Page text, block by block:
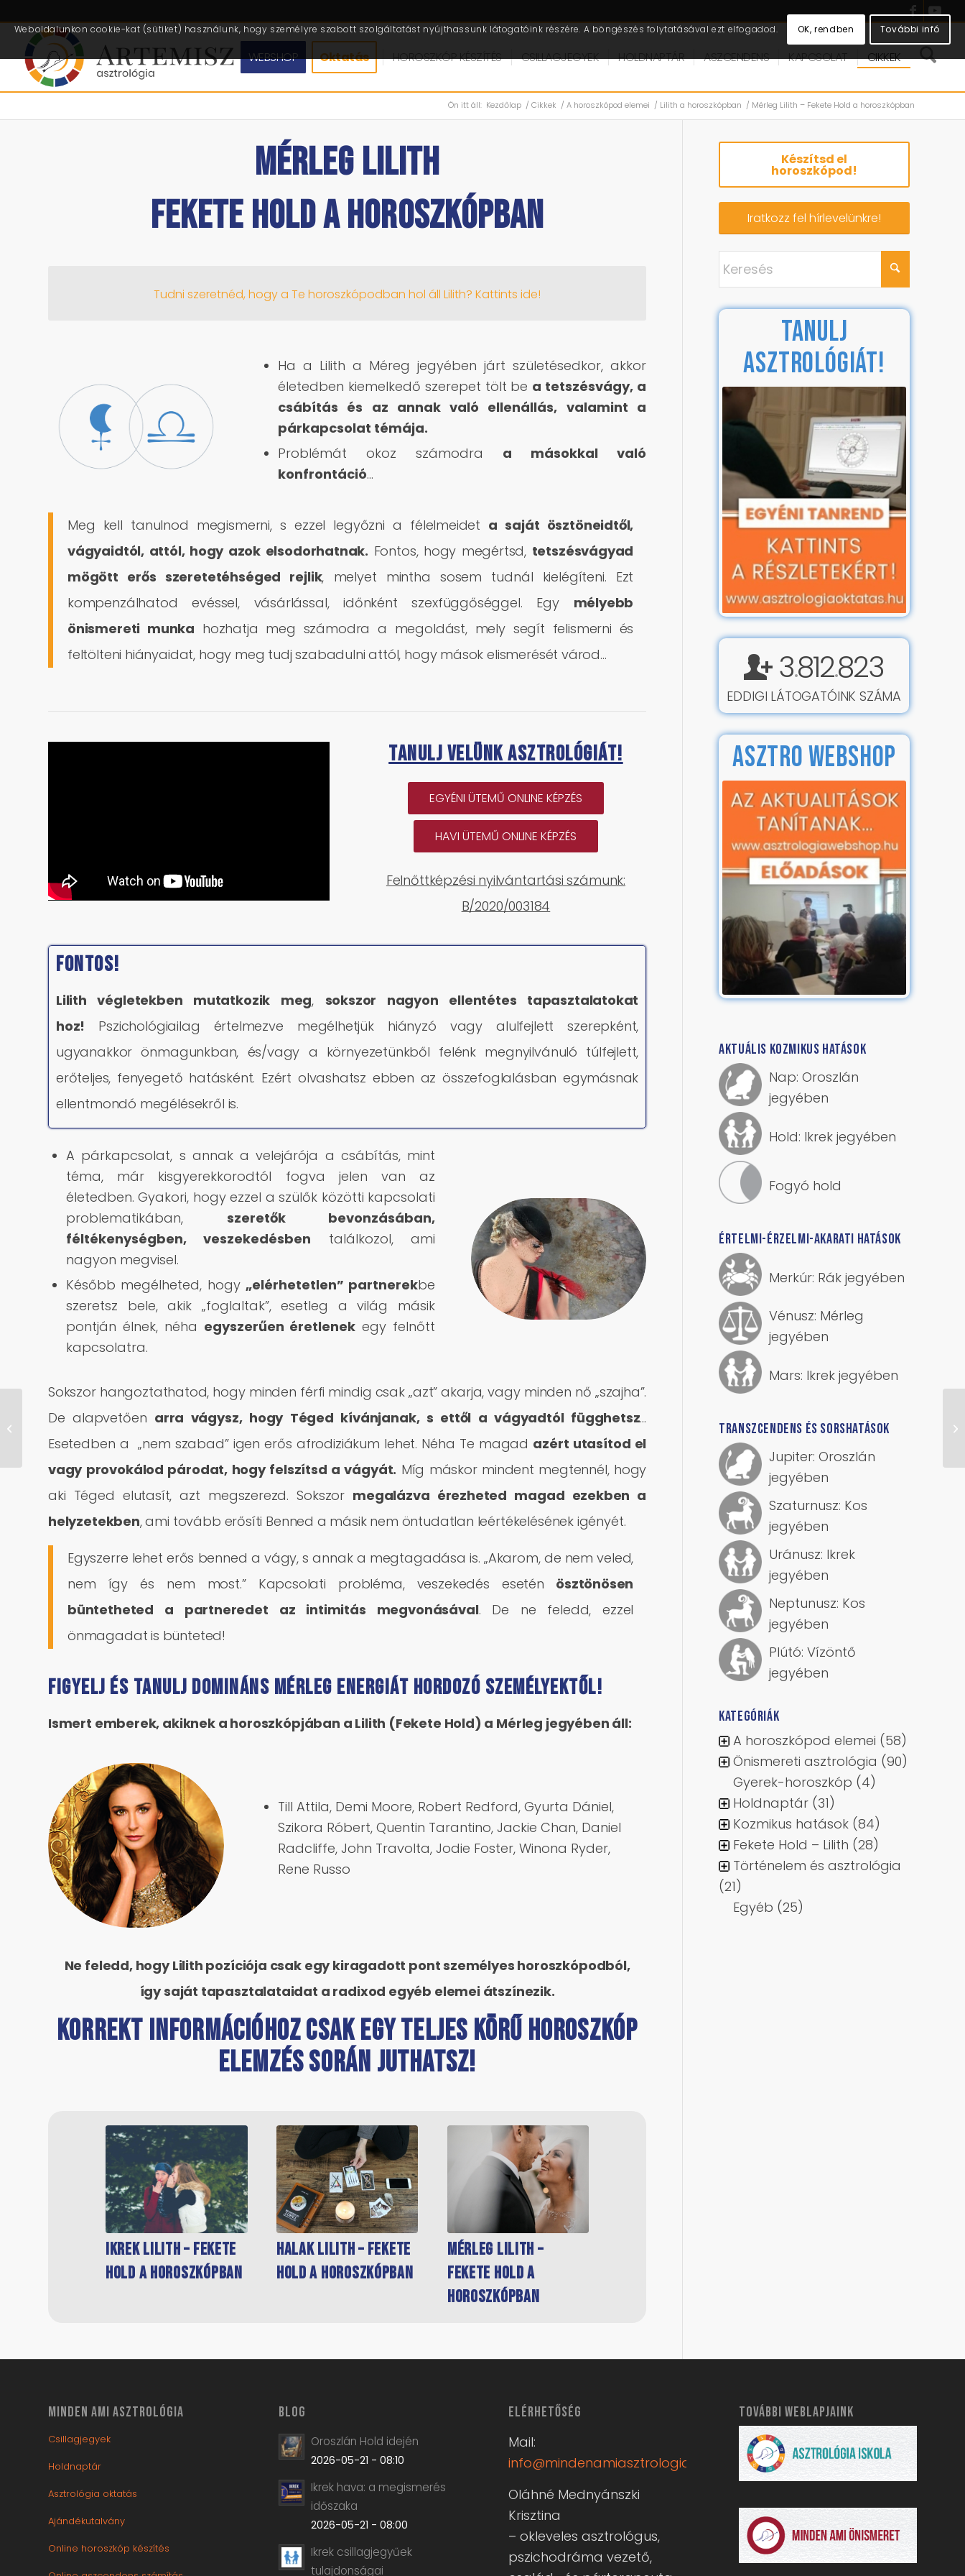
WEBSHOP Oktatás HOROSZKÓP KÉSZÍTÉS CSILLAGJEGYEK HOLDNAPTÁR ASZCENDENS KAPCSOLAT CIKKEK
Ön itt áll: Kezdőlap / Cikkek / A horoszkópod elemei / Lilith a horoszkópban / Mérleg Lilith – Fekete Hold a horoszkópban
MÉRLEG LILITH
FEKETE HOLD A HOROSZKÓPBAN
Tudni szeretnéd, hogy a Te horoszkópodban hol áll Lilith? Kattints ide!
Ha a Lilith a Méreg jegyében járt születésedkor, akkor
életedben kiemelkedő szerepet tölt be a tetszésvágy, a
csábítás és az annak való ellenállás, valamint a
párkapcsolat témája.
Problémát okoz számodra a másokkal való
konfrontáció…
Meg kell tanulnod megismerni, s ezzel legyőzni a félelmeidet a saját ösztöneidtől,
vágyaidtól, attól, hogy azok elsodorhatnak. Fontos, hogy megértsd, tetszésvágyad
mögött erős szeretetéhséged rejlik, melyet mintha sosem tudnál kielégíteni. Ezt
kompenzálhatod evéssel, vásárlással, időnként szexfüggőséggel. Egy mélyebb
önismereti munka hozhatja meg számodra a megoldást, mely segít felismerni és
feltölteni hiányaidat, hogy meg tudj szabadulni attól, hogy mások elismerését várod…
Tanulj velünk asztrológiát!
EGYÉNI ÜTEMŰ ONLINE KÉPZÉS
HAVI ÜTEMŰ ONLINE KÉPZÉS
Felnőttképzési nyilvántartási számunk:
B/2020/003184
FONTOS!
Lilith végletekben mutatkozik meg, sokszor nagyon ellentétes tapasztalatokat
hoz! Pszichológiailag értelmezve megélhetjük hiányzó vagy alulfejlett szerepként,
ugyanakkor önmagunkban, és/vagy a környezetünkből felénk megnyilvánuló túlfejlett,
erőteljes, fenyegető hatásként. Ezért olvashatsz ebben az összefoglalásban egymásnak
ellentmondó megélésekről is.
A párkapcsolat, s annak a velejárója a csábítás, mint
téma, már kisgyerekkorodtól fogva jelen van az
életedben. Gyakori, hogy ezzel a szülők közötti kapcsolati
problematikában, szeretők bevonzásában,
féltékenységben, veszekedésben találkozol, ami
nagyon megvisel.
Később megélheted, hogy „elérhetetlen” partnerekbe
szeretsz bele, akik „foglaltak”, esetleg a világ másik
pontján élnek, néha egyszerűen éretlenek egy felnőtt
kapcsolatra.
Sokszor hangoztathatod, hogy minden férfi mindig csak „azt” akarja, vagy minden nő „szajha”.
De alapvetően arra vágysz, hogy Téged kívánjanak, s ettől a vágyadtól függhetsz…
Esetedben a „nem szabad” igen erős afrodiziákum lehet. Néha Te magad azért utasítod el
vagy provokálod párodat, hogy felszítsd a vágyát. Míg máskor mindent megtennél, hogy
aki Téged elutasít, azt megszerezd. Sokszor megalázva érezheted magad ezekben a
helyzetekben, ami tovább erősíti Benned a másik nem öntudatlan leértékelésének igényét.
Egyszerre lehet erős benned a vágy, s annak a megtagadása is. „Akarom, de nem veled,
nem így és nem most.” Kapcsolati probléma, veszekedés esetén ösztönösen
büntetheted a partneredet az intimitás megvonásával. De ne feledd, ezzel
önmagadat is bünteted!
Figyelj és tanulj domináns Mérleg energiát hordozó személyektől!
Ismert emberek, akiknek a horoszkópjában a Lilith (Fekete Hold) a Mérleg jegyében áll:
Till Attila, Demi Moore, Robert Redford, Gyurta Dániel,
Szikora Róbert, Quentin Tarantino, Jackie Chan, Daniel
Radcliffe, John Travolta, Jodie Foster, Winona Ryder,
Rene Russo
Ne feledd, hogy Lilith pozíciója csak egy kiragadott pont személyes horoszkópodból,
így saját tapasztalataidat a radixod egyéb elemei átszínezik.
KORREKT INFORMÁCIÓHOZ CSAK EGY TELJES KÖRŰ HOROSZKÓP
ELEMZÉS SORÁN JUTHATSZ!
Ikrek Lilith – Fekete
Hold a horoszkópban
Halak Lilith – Fekete
Hold a horoszkópban
Mérleg Lilith –
Fekete Hold a
horoszkópban
Készítsd el
horoszkópod!
Iratkozz fel hírlevelünkre!
TANULJ
ASZTROLÓGIÁT!
3.812.823
EDDIGI LÁTOGATÓINK SZÁMA
ASZTRO WEBSHOP
AKTUÁLIS KOZMIKUS HATÁSOK
Nap: Oroszlán
jegyében
Hold: Ikrek jegyében
Fogyó hold
ÉRTELMI-ÉRZELMI-AKARATI HATÁSOK
Merkúr: Rák jegyében
Vénusz: Mérleg
jegyében
Mars: Ikrek jegyében
TRANSZCENDENS ÉS SORSHATÁSOK
Jupiter: Oroszlán
jegyében
Szaturnusz: Kos
jegyében
Uránusz: Ikrek
jegyében
Neptunusz: Kos
jegyében
Plútó: Vízöntő
jegyében
KATEGÓRIÁK
A horoszkópod elemei (58)
Önismereti asztrológia (90)
Gyerek-horoszkóp (4)
Holdnaptár (31)
Kozmikus hatások (84)
Fekete Hold – Lilith (28)
Történelem és asztrológia
(21)
Egyéb (25)
MINDEN AMI ASZTROLÓGIA
Csillagjegyek
Holdnaptár
Asztrológia oktatás
Ajándékutalvány
Online horoszkóp készítés
BLOG
Oroszlán Hold idején
2026-05-21 - 08:10
Ikrek hava: a megismerés
időszaka
2026-05-21 - 08:00
Ikrek csillagjegyűek
tulajdonságai
ELÉRHETŐSÉG
Mail:
info@mindenamiasztrologia.hu
Oláhné Mednyánszki
Krisztina
– okleveles asztrológus,
pszichodráma vezető,
TOVÁBBI WEBLAPJAINK
Bika Hold a
horoszkópban
Weboldalunkon cookie-kat (sütiket) használunk, hogy személyre szabott szolgáltatást nyújthassunk látogatóink részére. A böngészés folytatásával ezt elfogadod. OK, rendben További infó